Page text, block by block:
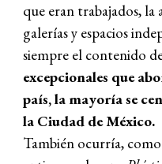
que eran trabajados, la
galerías y espacios
siempre el contenido
excepcionales que
país, la mayoría se
la Ciudad de México.
También ocurría,